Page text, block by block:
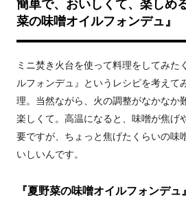
簡単で、おいしくて、楽しめ
菜の味噌オイルフォンデュ』
ミニ焚き火台を使って料理をしてみた
ルフォンデュ』というレシピを考えて
理。当然ながら、火の調整がなかなか
楽しくて。高温になると、味噌が焦げ
要ですが、ちょっと焦げたくらいの味
いしいんです。
『夏野菜の味噌オイルフォンデ